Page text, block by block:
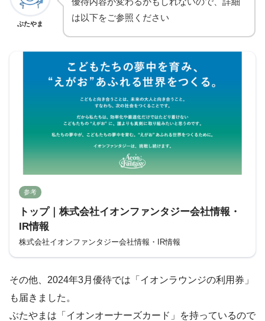
ぶたやま
は以下をご参照ください
参考
トップ｜株式会社イオンファンタジー会社情報・
IR情報
株式会社イオンファンタジー会社情報・IR情報
その他、2024年3月優待では「イオンラウンジの利用券」
も届きました。
ぶたやまは「イオンオーナーズカード」を持っているので